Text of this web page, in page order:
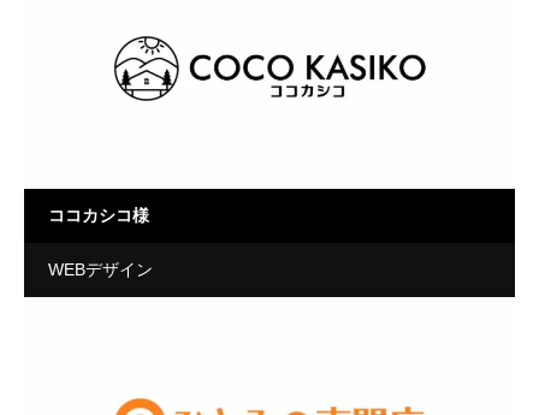
ココカシコ様
WEBデザイン